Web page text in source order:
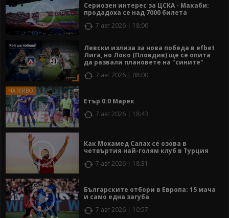
Сериозен интерес за ЦСКА - Макаби:
продадоха се над 7000 билета
7 авг 2026 | 18:06
Левски излиза за нова победа в efbet
Лига, но Локо (Пловдив) ще се опита
да развали плановете на "сините"
7 авг 2026 | 08:00
Етър 0:0 Марек
7 авг 2026 | 18:43
Как Мохамед Салах се озова в
четвъртия най-голям клуб в Турция
7 авг 2026 | 18:31
Българските отбори в Европа: 15 мача
и само една загуба
7 авг 2026 | 10:57